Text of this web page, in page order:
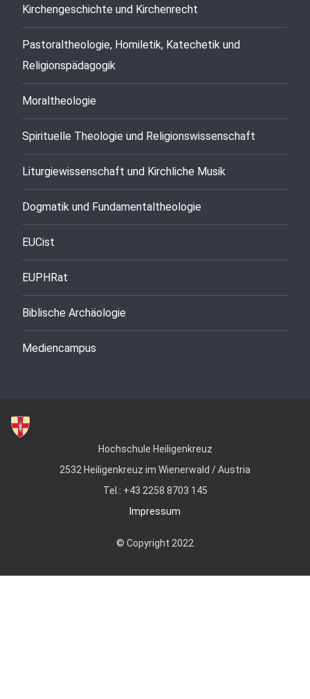
Kirchengeschichte und Kirchenrecht
Pastoraltheologie, Homiletik, Katechetik und
Religionspädagogik
Moraltheologie
Spirituelle Theologie und Religionswissenschaft
Liturgiewissenschaft und Kirchliche Musik
Dogmatik und Fundamentaltheologie
EUCist
EUPHRat
Biblische Archäologie
Mediencampus
Hochschule Heiligenkreuz
2532 Heiligenkreuz im Wienerwald / Austria
Tel.: +43 2258 8703 145
Impressum
© Copyright 2022